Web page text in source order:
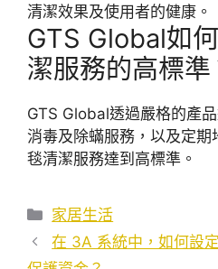
清潔效果及使用者的健康。
GTS Global如
潔服務的高標準
GTS Global透過嚴格的產
消毒及除蟎服務，以及定
毯清潔服務達到高標準。
分
類
家居生活
在 3A 系統中，如何設